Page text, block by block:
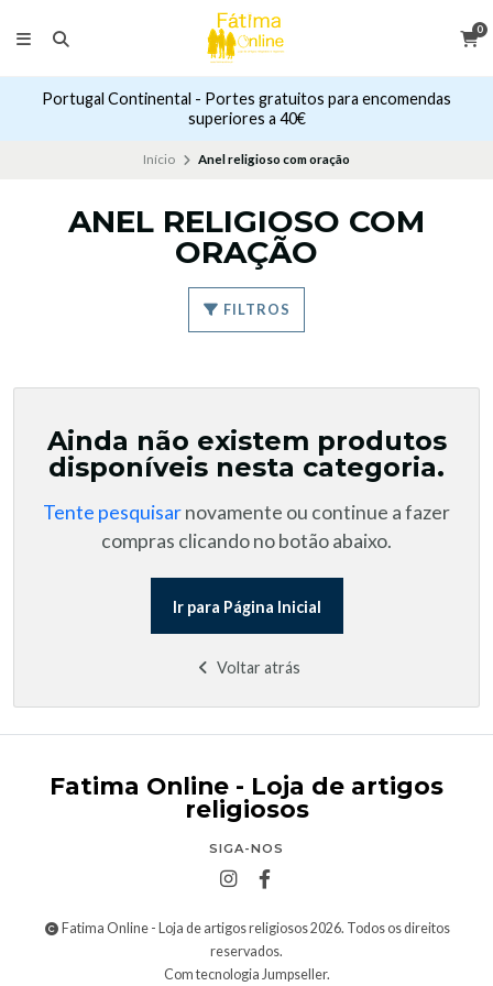
0
Portugal Continental - Portes gratuitos para encomendas
superiores a 40€
Início Anel religioso com oração
ANEL RELIGIOSO COM
ORAÇÃO
FILTROS
Ainda não existem produtos
disponíveis nesta categoria.
Tente pesquisarnovamente ou continue a fazer
compras clicando no botão abaixo.
Ir para Página Inicial
Voltar atrás
Fatima Online - Loja de artigos
religiosos
SIGA-NOS
Fatima Online - Loja de artigos religiosos 2026. Todos os direitos
reservados.
Com tecnologia Jumpseller.